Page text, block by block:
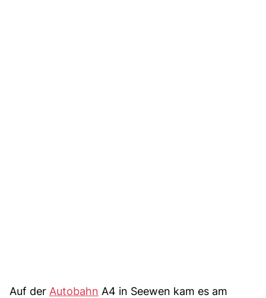
Auf der Autobahn A4 in Seewen kam es am